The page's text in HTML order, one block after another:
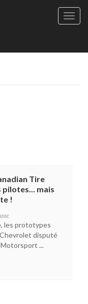
Site
Le
Tire
mais
!
les prototypes
disputé
...